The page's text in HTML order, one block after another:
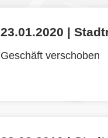
23.01.2020 |
Geschäft verschoben